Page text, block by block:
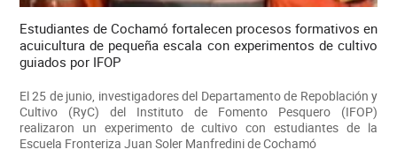
Estudiantes de Cochamó fortalecen procesos formativos en
acuicultura de pequeña escala con experimentos de cultivo
guiados por IFOP
El 25 de junio, investigadores del Departamento de Repoblación y
Cultivo (RyC) del Instituto de Fomento Pesquero (IFOP)
realizaron un experimento de cultivo con estudiantes de la
Escuela Fronteriza Juan Soler Manfredini de Cochamó